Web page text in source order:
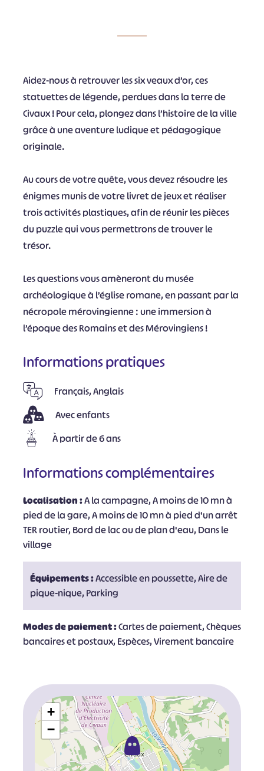
Aidez-nous à retrouver les six veaux d’or, ces
statuettes de légende, perdues dans la terre de
Civaux ! Pour cela, plongez dans l’histoire de la ville
grâce à une aventure ludique et pédagogique
originale.
Au cours de votre quête, vous devez résoudre les
énigmes munis de votre livret de jeux et réaliser
trois activités plastiques, afin de réunir les pièces
du puzzle qui vous permettrons de trouver le
trésor.
Les questions vous amèneront du musée
archéologique à l’église romane, en passant par la
nécropole mérovingienne : une immersion à
l’époque des Romains et des Mérovingiens !
Informations pratiques
Français, Anglais
Avec enfants
À partir de 6 ans
Informations complémentaires
Localisation :A la campagne, A moins de 10 mn à
pied de la gare, A moins de 10 mn à pied d'un arrêt
TER routier, Bord de lac ou de plan d'eau, Dans le
village
Équipements :Accessible en poussette, Aire de
pique-nique, Parking
Modes de paiement :Cartes de paiement, Chèques
bancaires et postaux, Espèces, Virement bancaire
+
−